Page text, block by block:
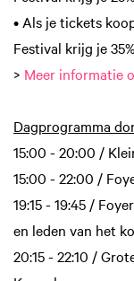
• Als je tickets
Festival krijg je
> Meer informatie
Dagprogramma
15:00 - 20:00 /
15:00 - 22:00 /
19:15 - 19:45 /
en leden van het
20:15 - 22:10 /